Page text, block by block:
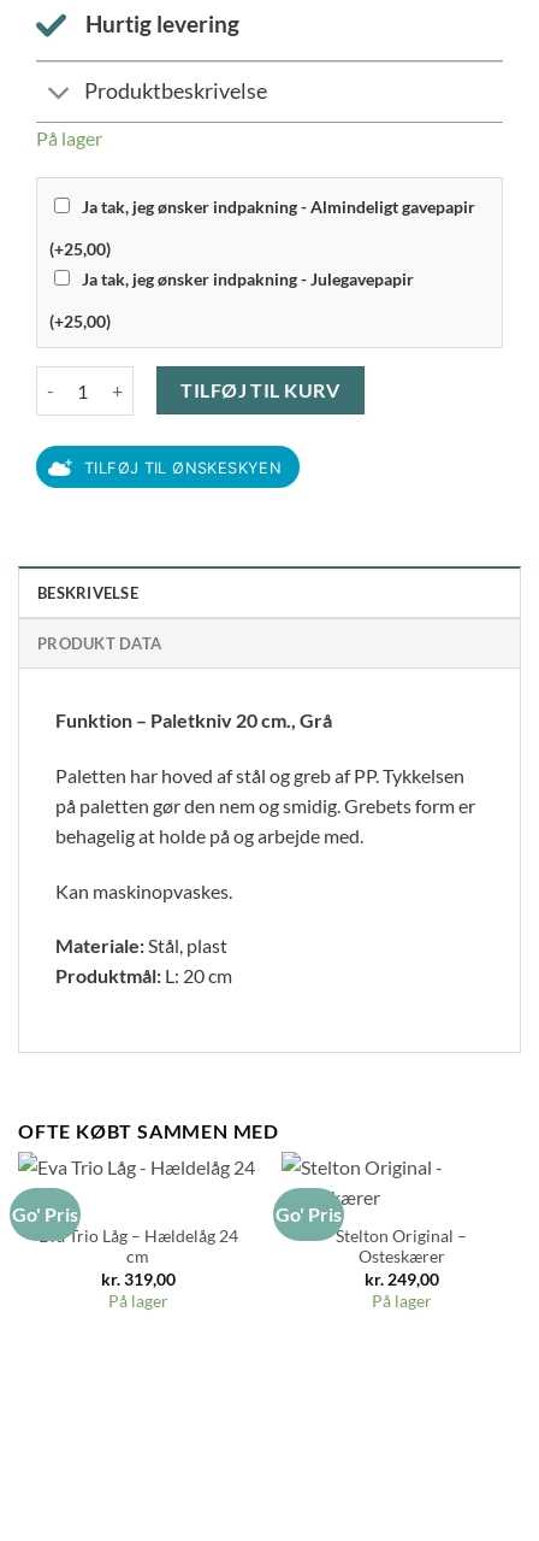
Hurtig levering
Produktbeskrivelse
På lager
Ja tak, jeg ønsker indpakning - Almindeligt gavepapir
(+25,00)
Ja tak, jeg ønsker indpakning - Julegavepapir
(+25,00)
Funktion - Paletkniv 20 cm., Grå antal
TILFØJ TIL KURV
TILFØJ TIL ØNSKESKYEN
BESKRIVELSE
PRODUKT DATA
Funktion – Paletkniv 20 cm., Grå
Paletten har hoved af stål og greb af PP. Tykkelsen
på paletten gør den nem og smidig. Grebets form er
behagelig at holde på og arbejde med.
Kan maskinopvaskes.
Materiale:Stål, plast
Produktmål: L: 20 cm
OFTE KØBT SAMMEN MED
Go' Pris
Eva Trio Låg – Hældelåg 24
cm
kr.319,00
På lager
Go' Pris
Stelton Original –
Osteskærer
kr.249,00
På lager